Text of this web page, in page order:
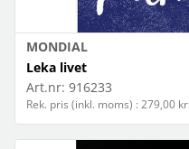
MONDIAL
Leka livet
Art.nr: 916233
Rek. pris (inkl. moms) : 279,00 kr